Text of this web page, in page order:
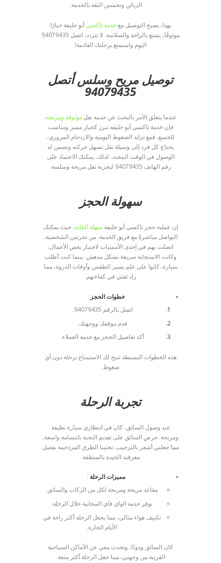
الزبائن وتحسين الثقة بالخدمة.
بهذا، يصبح التوصيل معخدمة تاكسيأبو حليفة خيارًا
موثوقًا، يتمتع بالراحة والسلاسة. لا تتردد، اتصل 94079435
اليوم واستمتع برحلتك القادمة!
توصيل مريح وسلس أتصل
94079435
عندما يتعلق الأمر بالبحث عن خدمة نقل موثوقة ومريحة،
فإن خدمة تاكسي أبو حليفة تبرز كخيار مميز ومناسب
للجميع. فمع تزايد الضغوط اليومية والازدحام المروري،
يحتاج كل فرد إلى وسيلة نقل تسهل حركته وتضمن له
الوصول في الوقت المحدد. لذلك، يمكنك الاعتماد على
رقم الهاتف 94079435 لتجربة نقل مريحة وسلسة.
سهولة الحجز
إن عملية حجز تاكسي أبو حليفة سهلة للغاية، حيث يمكنك
التواصل مباشرةً مع فريق الخدمة. من تجربتي الشخصية،
اتصلت بهم في إحدى الأمسيات لاجتياز بعض الأعمال،
وكانت الاستجابة سريعة بشكل مدهش. بينما كنت أطلب
سيارة، كانوا على علم بسير الطقس وأوقات الذروة، مما
زاد ثقتي في كفاءتهم.
خطوات الحجز :
اتصل بالرقم 94079435.
قدم موقعك ووجهتك.
أكد تفاصيل الحجز مع خدمة العملاء.
هذه الخطوات البسيطة تتيح لك الاستمتاع برحلة دون أي
ضغوط.
تجربة الرحلة
عند وصول السائق، كان في انتظاري سيارة نظيفة
ومريحة. حرص السائق على تقديم التحية بابتسامة واسعة،
مما جعلني أشعر بالترحيب. تجنبنا الطرق المزدحمة بفضل
معرفته الجيدة بالمنطقة.
مميزات الرحلة :
مقاعد مريحة ومريحة لكل من الركاب والسائق.
توفر خدمة الواي فاي المجانية خلال الرحلة.
تكييف هواء مثالي، مما يجعل الرحلة أكثر راحة في
الأيام الحارة.
كان السائق ودودًا، وتحدث معي عن الأماكن السياحية
القريبة من وجهتي، مما جعل الرحلة أكثر متعة.